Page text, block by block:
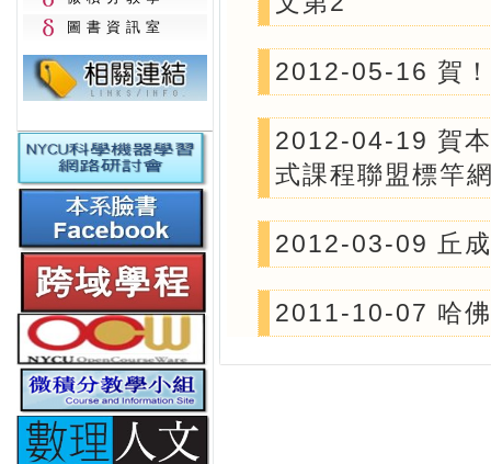
圖書資訊室
2012-05-16 賀
2012-04-19 賀
式課程聯盟標竿
2012-03-09 丘
2011-10-07 哈